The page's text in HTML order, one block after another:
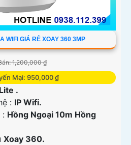
WIFI GIÁ RẺ XOAY 360 3MP
1,200,000 ₫
Mại: 950,000 ₫
.
: IP Wifi.
: Hồng Ngoại 10m Hồng
Xoay 360.